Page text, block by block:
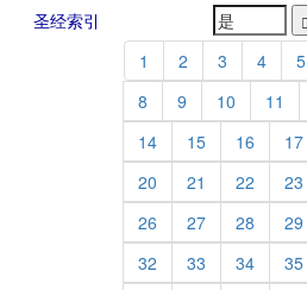
圣经索引
1 2 3 4 5
8
9 10 11
14
15 16 17
20
21 22 23
26
27 28 29
32
33 34 35